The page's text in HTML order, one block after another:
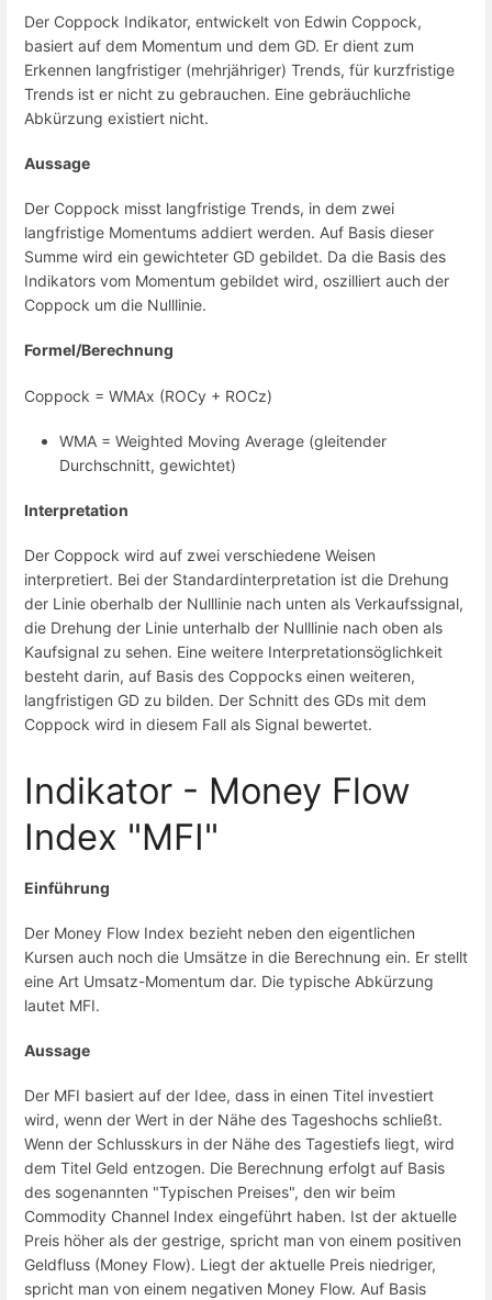
Der Coppock Indikator, entwickelt von Edwin Coppock,
basiert auf dem Momentum und dem GD. Er dient zum
Erkennen langfristiger (mehrjähriger) Trends, für kurzfristige
Trends ist er nicht zu gebrauchen. Eine gebräuchliche
Abkürzung existiert nicht.
Aussage
Der Coppock misst langfristige Trends, in dem zwei
langfristige Momentums addiert werden. Auf Basis dieser
Summe wird ein gewichteter GD gebildet. Da die Basis des
Indikators vom Momentum gebildet wird, oszilliert auch der
Coppock um die Nulllinie.
Formel/Berechnung
Coppock = WMAx (ROCy + ROCz)
WMA = Weighted Moving Average (gleitender
Durchschnitt, gewichtet)
Interpretation
Der Coppock wird auf zwei verschiedene Weisen
interpretiert. Bei der Standardinterpretation ist die Drehung
der Linie oberhalb der Nulllinie nach unten als Verkaufssignal,
die Drehung der Linie unterhalb der Nulllinie nach oben als
Kaufsignal zu sehen. Eine weitere Interpretationsöglichkeit
besteht darin, auf Basis des Coppocks einen weiteren,
langfristigen GD zu bilden. Der Schnitt des GDs mit dem
Coppock wird in diesem Fall als Signal bewertet.
Indikator - Money Flow
Index "MFI"
Einführung
Der Money Flow Index bezieht neben den eigentlichen
Kursen auch noch die Umsätze in die Berechnung ein. Er stellt
eine Art Umsatz-Momentum dar. Die typische Abkürzung
lautet MFI.
Aussage
Der MFI basiert auf der Idee, dass in einen Titel investiert
wird, wenn der Wert in der Nähe des Tageshochs schließt.
Wenn der Schlusskurs in der Nähe des Tagestiefs liegt, wird
dem Titel Geld entzogen. Die Berechnung erfolgt auf Basis
des sogenannten "Typischen Preises", den wir beim
Commodity Channel Index eingeführt haben. Ist der aktuelle
Preis höher als der gestrige, spricht man von einem positiven
Geldfluss (Money Flow). Liegt der aktuelle Preis niedriger,
spricht man von einem negativen Money Flow. Auf Basis